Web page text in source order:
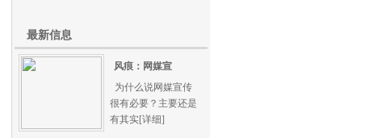
最新信息
风痕：网媒宣
为什么说网媒宣传
很有必要？主要还是
有其实[详细]